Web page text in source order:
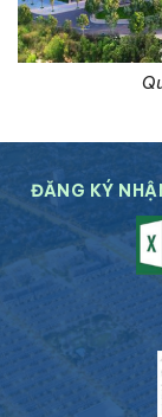
ĐĂNG KÝ